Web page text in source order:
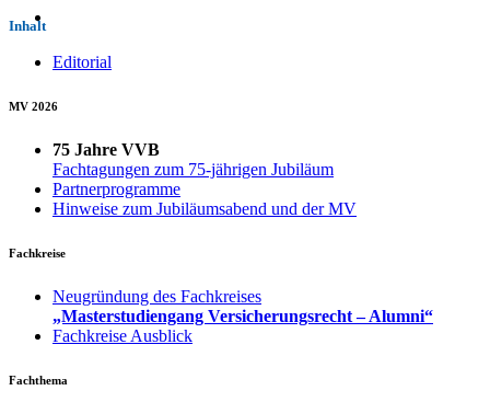
Inhalt
Editorial
MV 2026
75 Jahre VVB
Fachtagungen zum 75-jährigen Jubiläum
Partnerprogramme
Hinweise zum Jubiläumsabend und der MV
Fachkreise
Neugründung des Fachkreises
„Masterstudiengang Versicherungsrecht – Alumni“
Fachkreise Ausblick
Fachthema